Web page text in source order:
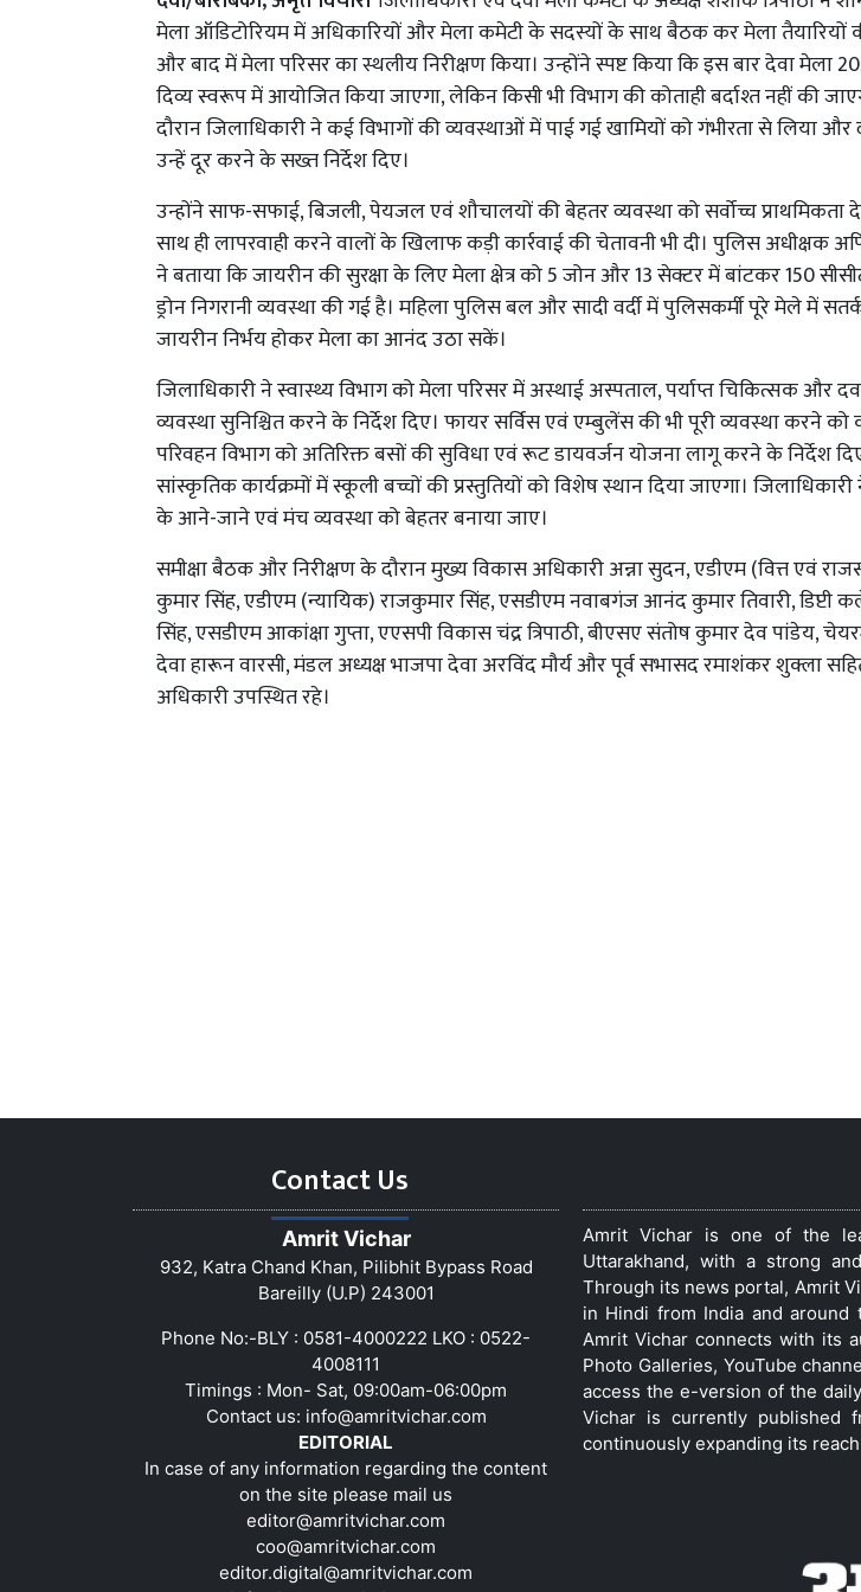
मेला ऑडिटोरियम में अधिकारियों और मेला कमेटी के सदस्यों के साथ बैठक कर मेला तैयारियों
और बाद में मेला परिसर का स्थलीय निरीक्षण किया। उन्होंने स्पष्ट किया कि इस बार देवा मेला
दिव्य स्वरूप में आयोजित किया जाएगा, लेकिन किसी भी विभाग की कोताही बर्दाश्त नहीं की
दौरान जिलाधिकारी ने कई विभागों की व्यवस्थाओं में पाई गई खामियों को गंभीरता से लिया
उन्हें दूर करने के सख्त निर्देश दिए।
उन्होंने साफ-सफाई, बिजली, पेयजल एवं शौचालयों की बेहतर व्यवस्था को सर्वोच्च प्राथमिकता
साथ ही लापरवाही करने वालों के खिलाफ कड़ी कार्रवाई की चेतावनी भी दी। पुलिस अधीक्षक
ने बताया कि जायरीन की सुरक्षा के लिए मेला क्षेत्र को 5 जोन और 13 सेक्टर में बांटकर 150
ड्रोन निगरानी व्यवस्था की गई है। महिला पुलिस बल और सादी वर्दी में पुलिसकर्मी पूरे मेले में
जायरीन निर्भय होकर मेला का आनंद उठा सकें।
जिलाधिकारी ने स्वास्थ्य विभाग को मेला परिसर में अस्थाई अस्पताल, पर्याप्त चिकित्सक और
व्यवस्था सुनिश्चित करने के निर्देश दिए। फायर सर्विस एवं एम्बुलेंस की भी पूरी व्यवस्था करने को
परिवहन विभाग को अतिरिक्त बसों की सुविधा एवं रूट डायवर्जन योजना लागू करने के निर्देश
सांस्कृतिक कार्यक्रमों में स्कूली बच्चों की प्रस्तुतियों को विशेष स्थान दिया जाएगा। जिलाधिकारी
के आने-जाने एवं मंच व्यवस्था को बेहतर बनाया जाए।
समीक्षा बैठक और निरीक्षण के दौरान मुख्य विकास अधिकारी अन्ना सुदन, एडीएम (वित्त एवं
कुमार सिंह, एडीएम (न्यायिक) राजकुमार सिंह, एसडीएम नवाबगंज आनंद कुमार तिवारी, डिप्टी
सिंह, एसडीएम आकांक्षा गुप्ता, एएसपी विकास चंद्र त्रिपाठी, बीएसए संतोष कुमार देव पांडेय,
देवा हारून वारसी, मंडल अध्यक्ष भाजपा देवा अरविंद मौर्य और पूर्व सभासद रमाशंकर शुक्ला
अधिकारी उपस्थित रहे।
Contact Us
Amrit Vichar
932, Katra Chand Khan, Pilibhit Bypass Road
Bareilly (U.P) 243001
Phone No:-BLY : 0581-4000222 LKO : 0522-
4008111
Timings : Mon- Sat, 09:00am-06:00pm
Contact us: info@amritvichar.com
EDITORIAL
In case of any information regarding the content
on the site please mail us
editor@amritvichar.com
coo@amritvichar.com
editor.digital@amritvichar.com
Amrit Vichar is one of the
Uttarakhand, with a strong
Through its news portal, Amrit
in Hindi from India and around
Amrit Vichar connects with its
Photo Galleries, YouTube
access the e-version of the
Vichar is currently published
continuously expanding its